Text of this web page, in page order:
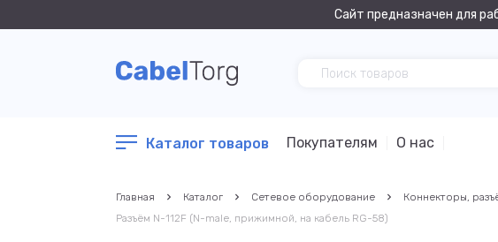
Сайт предназначен для
Каталог товаров Покупателям О нас
Главная Каталог Сетевое оборудование Коннекторы,
Разъём N-112F (N-male, прижимной, на кабель RG-58)